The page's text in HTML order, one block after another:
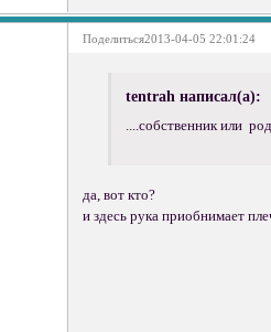
Поделиться2013-04-05 22:01:24
tentrah написал(а):
....собственник или
да, вот кто?
и здесь рука приобнимает